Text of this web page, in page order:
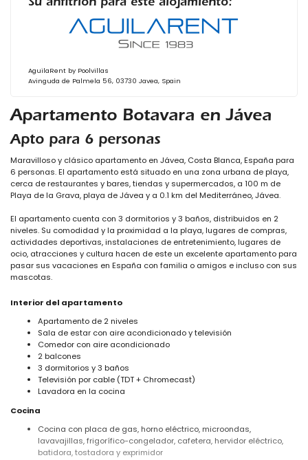
Apartamento Botavara en Jávea
Apto para 6 personas
Maravilloso y clásico apartamento en Jávea, Costa Blanca, España para
6 personas. El apartamento está situado en una zona urbana de playa,
cerca de restaurantes y bares, tiendas y supermercados, a 100 m de
Playa de la Grava, playa de Jávea y a 0.1 km del Mediterráneo, Jávea.
El apartamento cuenta con 3 dormitorios y 3 baños, distribuidos en 2
niveles. Su comodidad y la proximidad a la playa, lugares de compras,
actividades deportivas, instalaciones de entretenimiento, lugares de
ocio, atracciones y cultura hacen de este un excelente apartamento para
pasar sus vacaciones en España con familia o amigos e incluso con sus
mascotas.
Interior del apartamento
Apartamento de 2 niveles
Sala de estar con aire acondicionado y televisión
Comedor con aire acondicionado
2 balcones
3 dormitorios y 3 baños
Televisión por cable (TDT + Chromecast)
Lavadora en la cocina
Cocina
Cocina con placa de gas, horno eléctrico, microondas,
lavavajillas, frigorífico-congelador, cafetera, hervidor eléctrico,
batidora, tostadora y exprimidor
Su anfitrión para este alojamiento:
AguilaRent by Poolvillas
Avinguda de Palmela 56, 03730 Javea, Spain